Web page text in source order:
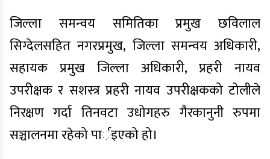
जिल्ला समन्वय समितिका प्रमुख छविलाल
सिग्देलसहित नगरप्रमुख, जिल्ला समन्वय अधिकारी,
सहायक प्रमुख जिल्ला अधिकारी, प्रहरी नायव
उपरीक्षक र सशस्त्र प्रहरी नायव उपरीक्षकको टोलीले
निरक्षण गर्दा तिनवटा उधोगहरु गैरकानुनी रुपमा
सञ्चालनमा रहेको पार्इएको हो।